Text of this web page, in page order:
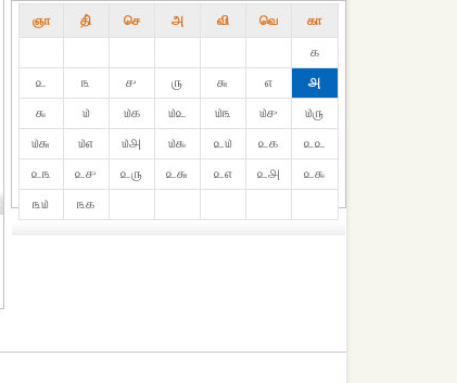
ஞா தி் செ அ வி வெ கா
௧
௨
௩ ௪ ௫ ௬ ௭
௮
௯
௰ ௰௧ ௰௨ ௰௩ ௰௪
௰௫
௰௬
௰௭ ௰௮ ௰௯ ௨௰ ௨௧
௨௨
௨௩
௨௪ ௨௫ ௨௬ ௨௭ ௨௮
௨௯
௩௰
௩௧